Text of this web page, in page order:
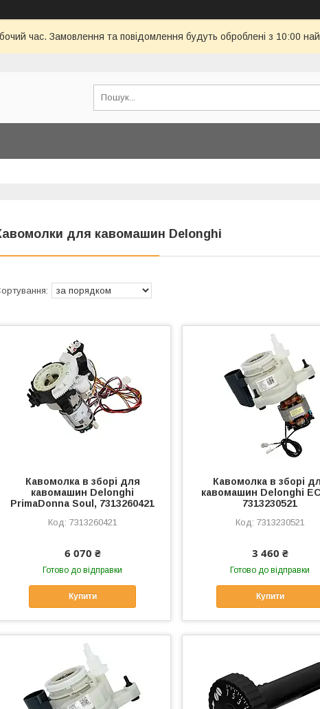
час. Замовлення та повідомлення будуть оброблені з 10:00
для кавомашин Delonghi
Кавомолка в зборі для
кавомашин Delonghi
PrimaDonna Soul, 7313260421
7313260421
6 070 ₴
Готово до відправки
Купити
Кавомолка в зборі
кавомашин Delonghi
7313230521
7313230521
3 460 ₴
Готово до відправки
Купити